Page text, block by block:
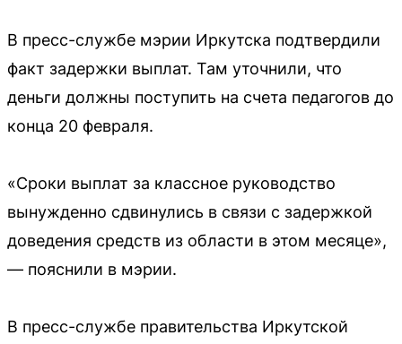
В пресс-службе мэрии Иркутска подтвердили
факт задержки выплат. Там уточнили, что
деньги должны поступить на счета педагогов до
конца 20 февраля.
«Сроки выплат за классное руководство
вынужденно сдвинулись в связи с задержкой
доведения средств из области в этом месяце»,
— пояснили в мэрии.
В пресс-службе правительства Иркутской